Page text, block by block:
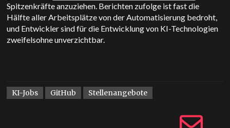
Spitzenkräfte anzuziehen. Berichten zufolge ist fast die
Hälfte aller Arbeitsplätze von der Automatisierung bedroht,
und Entwickler sind für die Entwicklung von KI-Technologien
zweifelsohne unverzichtbar.
KI-Jobs GitHub Stellenangebote